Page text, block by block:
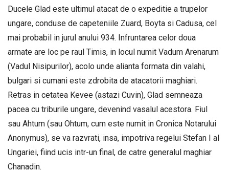
Ducele Glad este ultimul atacat de o expeditie a trupelor
ungare, conduse de capeteniile Zuard, Boyta si Cadusa, cel
mai probabil in jurul anului 934. Infruntarea celor doua
armate are loc pe raul Timis, in locul numit Vadum Arenarum
(Vadul Nisipurilor), acolo unde alianta formata din valahi,
bulgari si cumani este zdrobita de atacatorii maghiari.
Retras in cetatea Kevee (astazi Cuvin), Glad semneaza
pacea cu triburile ungare, devenind vasalul acestora. Fiul
sau Ahtum (sau Ohtum, cum este numit in Cronica Notarului
Anonymus), se va razvrati, insa, impotriva regelui Stefan I al
Ungariei, fiind ucis intr-un final, de catre generalul maghiar
Chanadin.